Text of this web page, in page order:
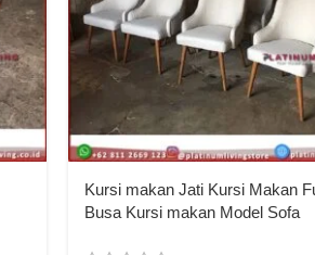
Kursi makan Jati Kursi Makan
Busa Kursi makan Model Sofa